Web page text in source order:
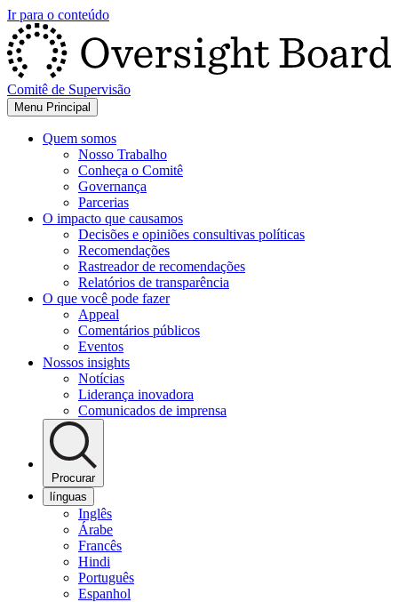
Ir para o conteúdo
Comitê de Supervisão
Menu Principal
Quem somos
Nosso Trabalho
Conheça o Comitê
Governança
Parcerias
O impacto que causamos
Decisões e opiniões consultivas políticas
Recomendações
Rastreador de recomendações
Relatórios de transparência
O que você pode fazer
Appeal
Comentários públicos
Eventos
Nossos insights
Notícias
Liderança inovadora
Comunicados de imprensa
Procurar
línguas
Inglês
Árabe
Francês
Hindi
Português
Espanhol